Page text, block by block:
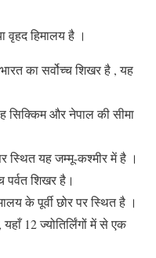
वृहद हिमालय है ।
का सर्वोच्च शिखर है , यह
सिक्किम और नेपाल की सीमा
स्थित यह जम्मू-कश्मीर में है ।
पर्वत शिखर है।
के पूर्वी छोर पर स्थित है ।
12 ज्योतिर्लिंगों में से एक